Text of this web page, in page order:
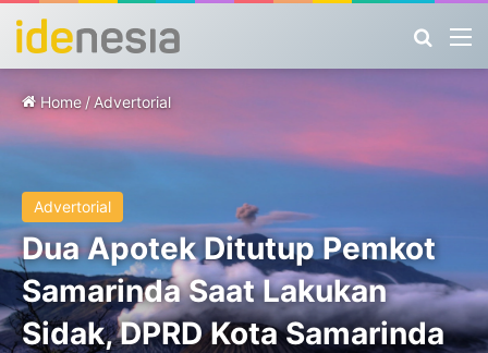
Home / Advertorial
Advertorial
Dua Apotek Ditutup Pemkot
Samarinda Saat Lakukan
Sidak, DPRD Kota Samarinda